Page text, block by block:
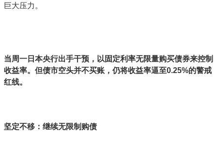
巨大压力。
当周一日本央行出手干预，以固定利率无限量购买债券来控制
收益率。但债市空头并不买账，仍将收益率逼至0.25%的警戒
红线。
坚定不移：继续无限制购债